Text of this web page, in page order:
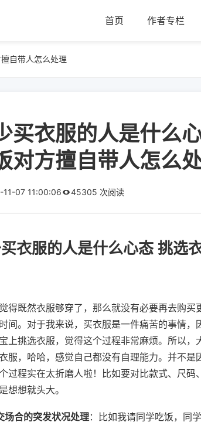
首页 作者专栏
自带人怎么处理
买衣服的人是什么
对方擅自带人怎么
11-07 11:00:06 45305 次阅读
衣服的人是什么心态 挑选
得既然衣服够穿了，那么就没有必要再去购买
间。对于我来说，买衣服是一件痛苦的事情，
上挑选衣服，觉得这个过程非常麻烦。所以，
服，哈哈，感觉自己都没有自理能力。并不是
过程实在太折磨人啦！比如要对比款式、尺码
想想就头大。
场合的突发状况处理：比如我请同学吃饭，同